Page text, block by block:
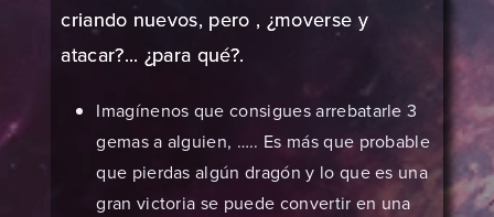
criando nuevos, pero , ¿moverse y
atacar?... ¿para qué?.
Imagínenos que consigues arrebatarle 3
gemas a alguien, ….. Es más que probable
que pierdas algún dragón y lo que es una
gran victoria se puede convertir en una